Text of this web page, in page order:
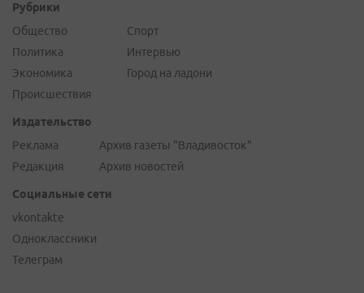
Рубрики
Общество
Политика
Экономика
Происшествия
Спорт
Интервью
Город на ладони
Издательство
Реклама
Редакция
Архив газеты "Владивосток"
Архив новостей
Социальные сети
vkontakte
Одноклассники
Телеграм